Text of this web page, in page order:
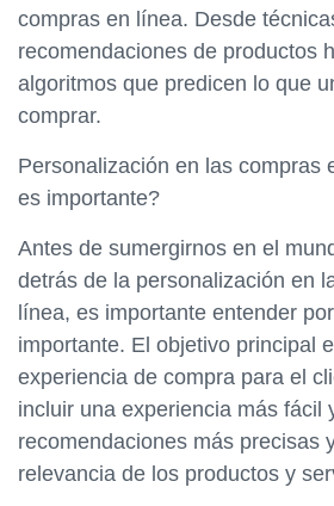
compras en línea. Desde
recomendaciones de productos
algoritmos que predicen lo que
comprar.
Personalización en las compras
es importante?
Antes de sumergirnos en el
detrás de la personalización en
línea, es importante entender
importante. El objetivo principal
experiencia de compra para el
incluir una experiencia más fácil
recomendaciones más precisas
relevancia de los productos y